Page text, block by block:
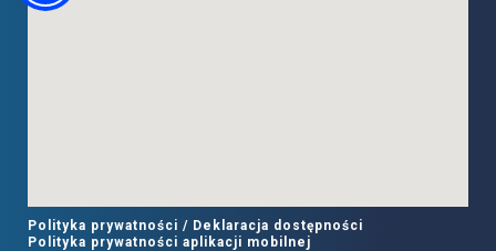
Polityka prywatności / Deklaracja dostępności
Polityka prywatności aplikacji mobilnej